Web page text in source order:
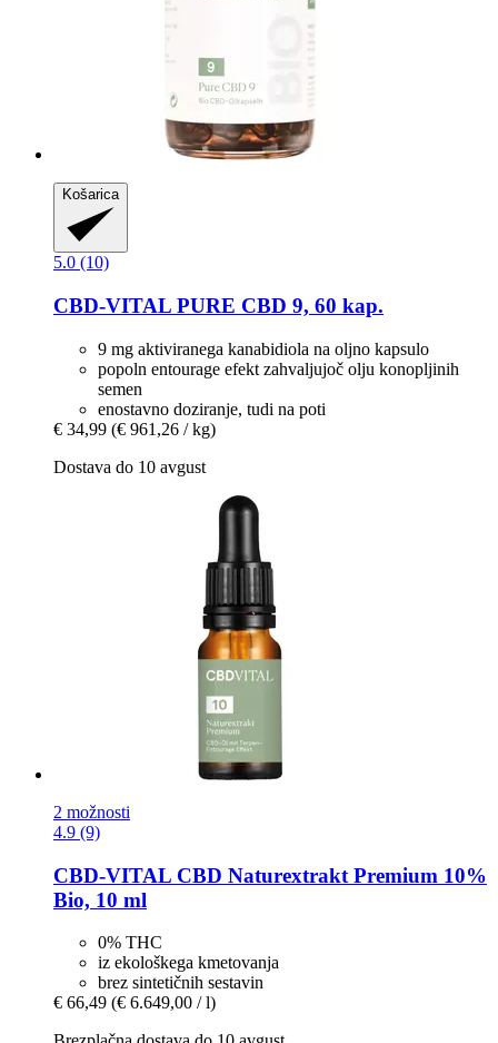
Košarica
5.0 (10)
CBD-VITAL PURE CBD 9, 60 kap.
9 mg aktiviranega kanabidiola na oljno kapsulo
popoln entourage efekt zahvaljujoč olju konopljinih
semen
enostavno doziranje, tudi na poti
€ 34,99 (€ 961,26 / kg)
Dostava do 10 avgust
2 možnosti
4.9 (9)
CBD-VITAL CBD Naturextrakt Premium 10%
Bio, 10 ml
0% THC
iz ekološkega kmetovanja
brez sintetičnih sestavin
€ 66,49 (€ 6.649,00 / l)